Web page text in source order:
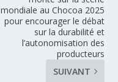
mondiale au Chocoa 2025
pour encourager le débat
sur la durabilité et
l’autonomisation des
producteurs
SUIVANT